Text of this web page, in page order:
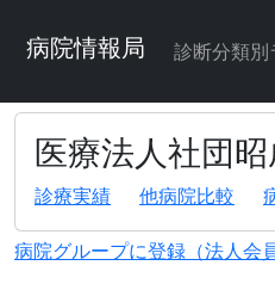
病院情報局 診断分類
医療法人社団
診療実績 他病院比較
病院グループに登録（法人会